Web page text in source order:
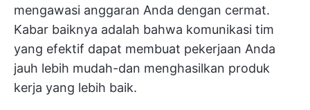
mengawasi anggaran Anda dengan cermat.
Kabar baiknya adalah bahwa komunikasi tim
yang efektif dapat membuat pekerjaan Anda
jauh lebih mudah-dan menghasilkan produk
kerja yang lebih baik.